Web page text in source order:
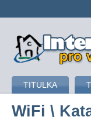
připojení k
TITULKA
WiFi \